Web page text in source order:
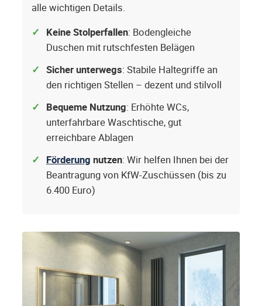
alle wichtigen Details.
Keine Stolperfallen: Bodengleiche
Duschen mit rutschfesten Belägen
Sicher unterwegs: Stabile Haltegriffe an
den richtigen Stellen – dezent und stilvoll
Bequeme Nutzung: Erhöhte WCs,
unterfahrbare Waschtische, gut
erreichbare Ablagen
Förderung nutzen: Wir helfen Ihnen bei der
Beantragung von KfW-Zuschüssen (bis zu
6.400 Euro)